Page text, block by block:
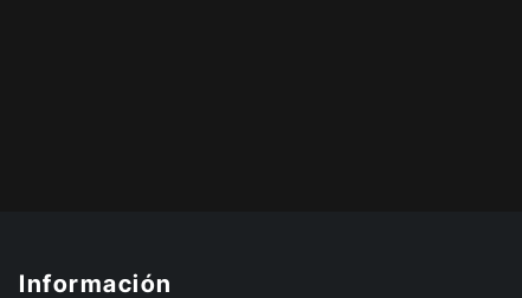
Información